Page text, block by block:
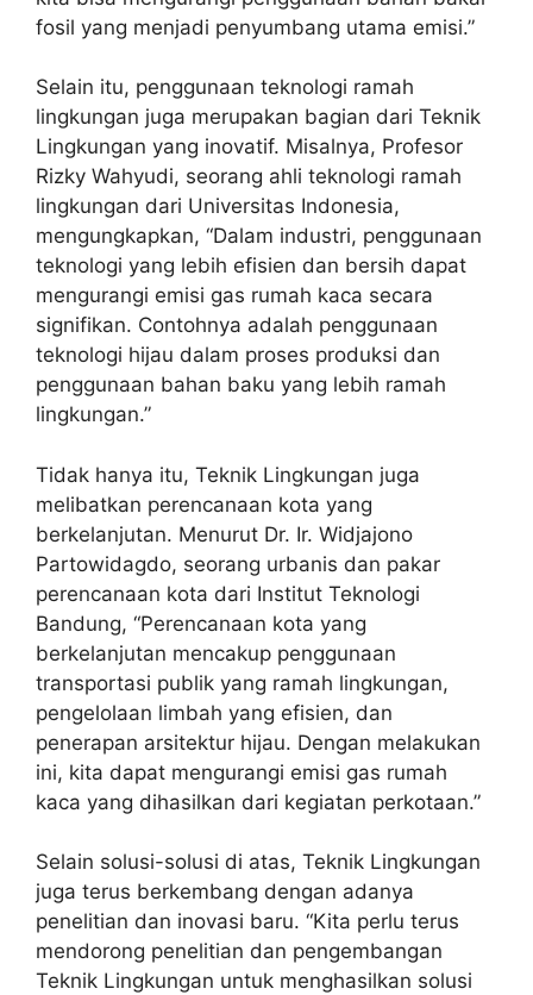
fosil yang menjadi penyumbang utama emisi.”
Selain itu, penggunaan teknologi ramah
lingkungan juga merupakan bagian dari Teknik
Lingkungan yang inovatif. Misalnya, Profesor
Rizky Wahyudi, seorang ahli teknologi ramah
lingkungan dari Universitas Indonesia,
mengungkapkan, “Dalam industri, penggunaan
teknologi yang lebih efisien dan bersih dapat
mengurangi emisi gas rumah kaca secara
signifikan. Contohnya adalah penggunaan
teknologi hijau dalam proses produksi dan
penggunaan bahan baku yang lebih ramah
lingkungan.”
Tidak hanya itu, Teknik Lingkungan juga
melibatkan perencanaan kota yang
berkelanjutan. Menurut Dr. Ir. Widjajono
Partowidagdo, seorang urbanis dan pakar
perencanaan kota dari Institut Teknologi
Bandung, “Perencanaan kota yang
berkelanjutan mencakup penggunaan
transportasi publik yang ramah lingkungan,
pengelolaan limbah yang efisien, dan
penerapan arsitektur hijau. Dengan melakukan
ini, kita dapat mengurangi emisi gas rumah
kaca yang dihasilkan dari kegiatan perkotaan.”
Selain solusi-solusi di atas, Teknik Lingkungan
juga terus berkembang dengan adanya
penelitian dan inovasi baru. “Kita perlu terus
mendorong penelitian dan pengembangan
Teknik Lingkungan untuk menghasilkan solusi